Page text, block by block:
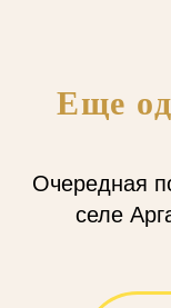
Еще
Очередная
селе